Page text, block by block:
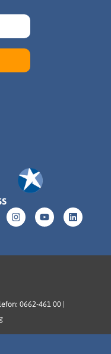
0662-461 00 |